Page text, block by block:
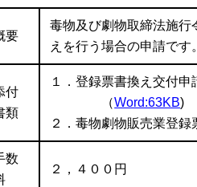
要
毒物及び劇物取締法施行
えを行う場合の申請です。
付
類
１．登録票書換え交付申
（Word:63KB)
２．毒物劇物販売業登録
数
２，４００円